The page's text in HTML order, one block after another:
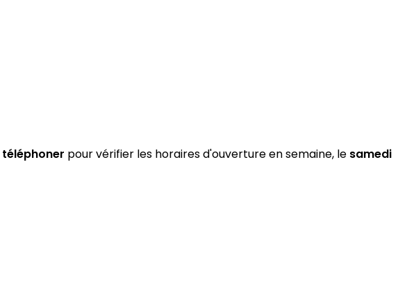
téléphoner pour vérifier les horaires d'ouverture en semaine, le samedi